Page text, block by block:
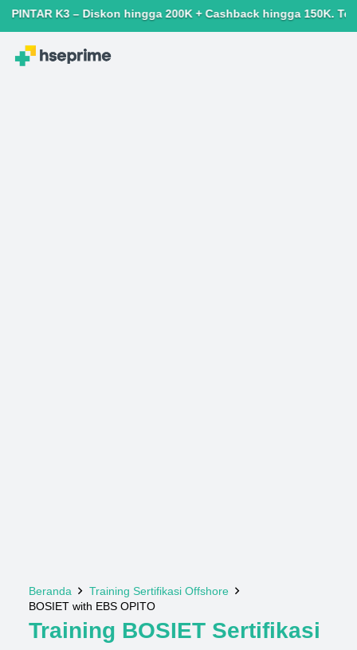
K3 – Diskon hingga 200K + Cashback hingga 150K.
Beranda
Training Sertifikasi Offshore
BOSIET with EBS OPITO
Training BOSIET Sertifikasi